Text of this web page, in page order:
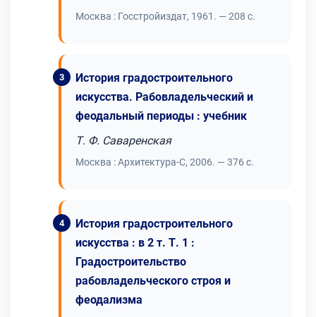
Москва : Госстройиздат, 1961. — 208 с.
История градостроительного
искусства. Рабовладельческий и
феодальный периоды : учебник
Т. Ф. Саваренская
Москва : Архитектура-С, 2006. — 376 с.
История градостроительного
искусства : в 2 т. Т. 1 :
Градостроительство
рабовладельческого строя и
феодализма